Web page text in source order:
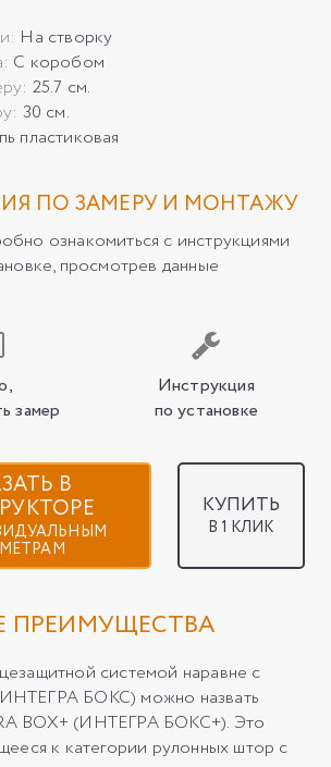
На створку
С коробом
25.7 см.
30 см.
пластиковая
ПО ЗАМЕРУ И МОНТАЖУ
ознакомиться с инструкциями
просмотрев данные
замер
Инструкция
по установке
В
КУПИТЬ
В 1 КЛИК
ПРЕИМУЩЕСТВА
системой наравне с
БОКС) можно назвать
BOX+ (ИНТЕГРА БОКС+). Это
к категории рулонных штор с